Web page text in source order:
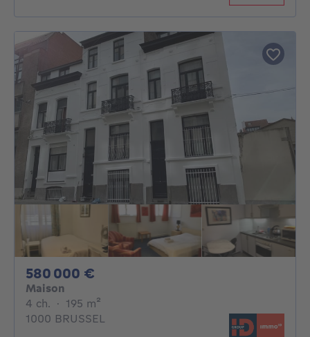
580 000 €
Maison
4 ch. 4 chambres
· 195 m²
1000 BRUSSEL